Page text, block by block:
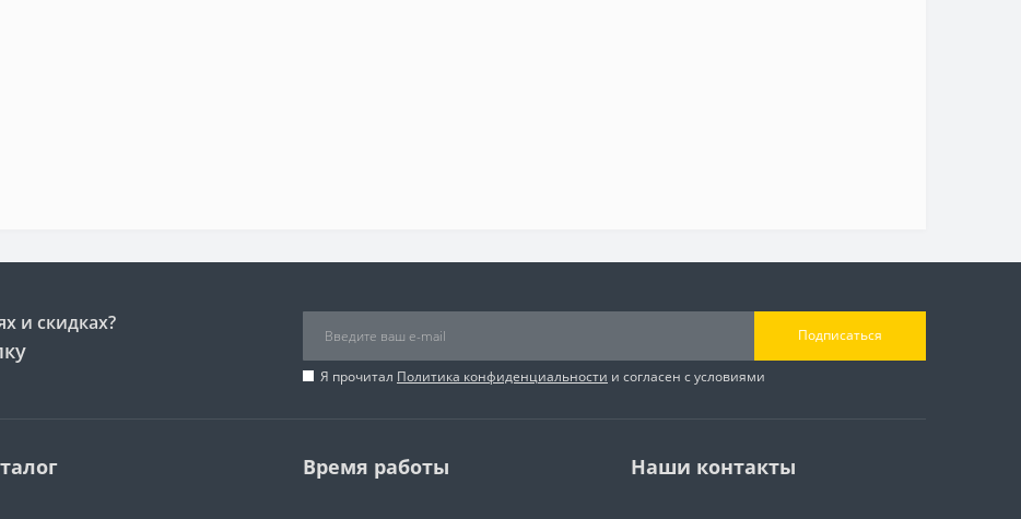
и скидках?
Подписаться
Я прочитал Политика конфиденциальности и согласен с условиями
Время работы Наши контакты